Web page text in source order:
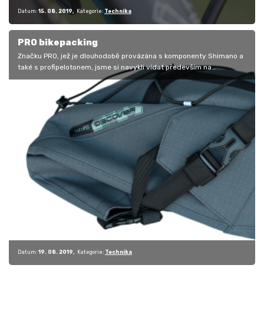
Datum: 15. 08. 2019 Kategorie: Technika
PRO bikepacking
Značku PRO, jež je dlouhodobě provázána s komponenty Shimano a
také s profipelotonem, jsme si navykli vídat především na
komponentech…
Datum: 19. 08. 2019 Kategorie: Technika